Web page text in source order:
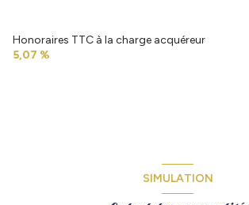
Honoraires TTC à la charge acquéreur
5,07 %
SIMULATION